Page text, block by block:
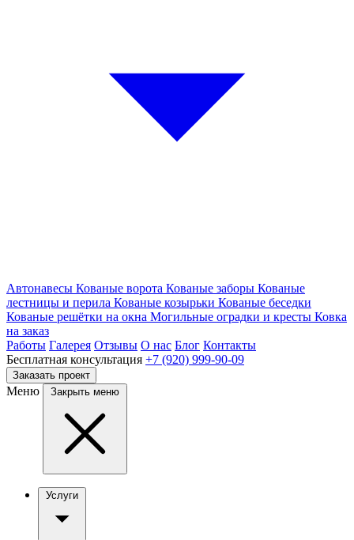
Автонавесы Кованые ворота Кованые заборы Кованые
лестницы и перила Кованые козырьки Кованые беседки
Кованые решётки на окна Могильные оградки и кресты Ковка
на заказ
Работы Галерея Отзывы О нас Блог Контакты
Бесплатная консультация +7 (920) 999-90-09
Заказать проект
Меню Закрыть меню
Услуги